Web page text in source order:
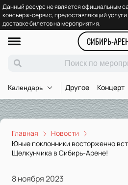
Данный ресурс не является официальным
консьерж-сервис, предоставляющий
доставке билетов на мероприятия.
СИБИРЬ-
Календарь Другое Концерт
Главная
Новости
Юные поклонники восторженно
Щелкунчика в Сибирь-Арене!
8 ноября 2023